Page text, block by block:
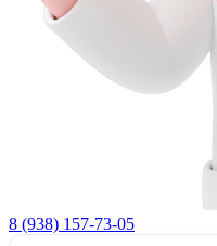
8 (938) 157-73-05